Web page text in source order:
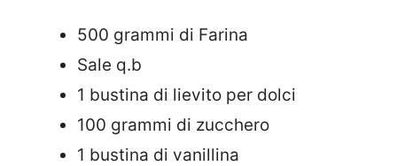
500 grammi di Farina
Sale q.b
1 bustina di lievito per dolci
100 grammi di zucchero
1 bustina di vanillina